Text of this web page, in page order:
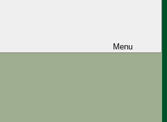
Menu